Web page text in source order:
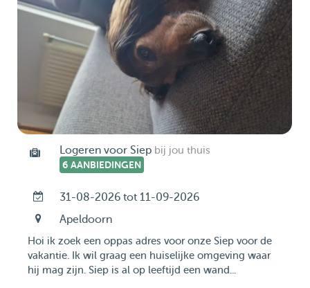
Logeren voor Siep bij jou thuis
6 AANBIEDINGEN
31-08-2026 tot 11-09-2026
Apeldoorn
Hoi ik zoek een oppas adres voor onze Siep voor de
vakantie. Ik wil graag een huiselijke omgeving waar
hij mag zijn. Siep is al op leeftijd een wand...